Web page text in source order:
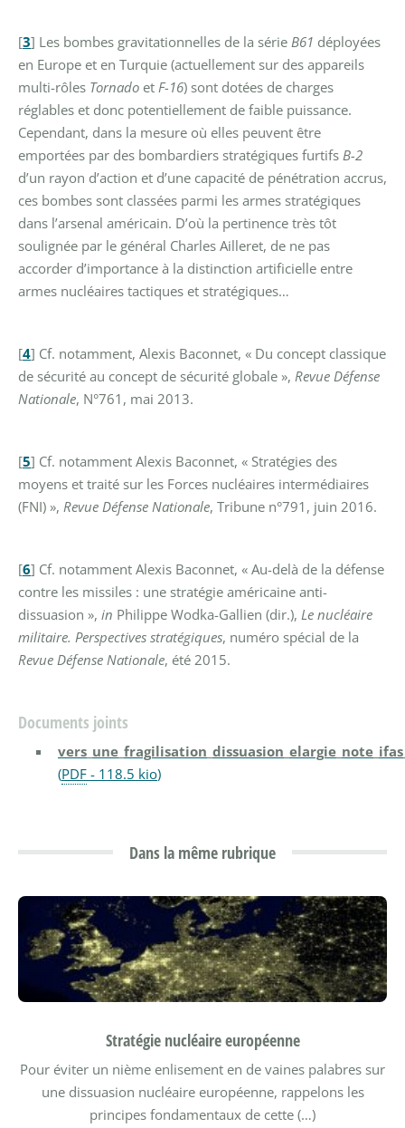
[3] Les bombes gravitationnelles de la série B61 déployées
en Europe et en Turquie (actuellement sur des appareils
multi-rôles Tornado et F-16) sont dotées de charges
réglables et donc potentiellement de faible puissance.
Cependant, dans la mesure où elles peuvent être
emportées par des bombardiers stratégiques furtifs B-2
d’un rayon d’action et d’une capacité de pénétration accrus,
ces bombes sont classées parmi les armes stratégiques
dans l’arsenal américain. D’où la pertinence très tôt
soulignée par le général Charles Ailleret, de ne pas
accorder d’importance à la distinction artificielle entre
armes nucléaires tactiques et stratégiques…
[4] Cf. notamment, Alexis Baconnet, « Du concept classique
de sécurité au concept de sécurité globale », Revue Défense
Nationale, N°761, mai 2013.
[5] Cf. notamment Alexis Baconnet, « Stratégies des
moyens et traité sur les Forces nucléaires intermédiaires
(FNI) », Revue Défense Nationale, Tribune n°791, juin 2016.
[6] Cf. notamment Alexis Baconnet, « Au-delà de la défense
contre les missiles : une stratégie américaine anti-
dissuasion », in Philippe Wodka-Gallien (dir.), Le nucléaire
militaire. Perspectives stratégiques, numéro spécial de la
Revue Défense Nationale, été 2015.
Documents joints
(PDF- 118.5 kio)
Dans la même rubrique
Stratégie nucléaire européenne
Pour éviter un nième enlisement en de vaines palabres sur
une dissuasion nucléaire européenne, rappelons les
principes fondamentaux de cette (…)